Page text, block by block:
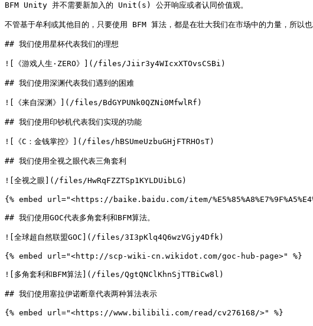
BFM Unity 并不需要新加入的 Unit(s) 公开响应或者认同价值观。
不管基于牟利或其他目的，只要使用 BFM 算法，都是在壮大我们在市场中的力量，所
## 我们使用星杯代表我们的理想
![《游戏人生·ZERO》](/files/Jiir3y4WIcxXTOvsCSBi)
## 我们使用深渊代表我们遇到的困难
![《来自深渊》](/files/BdGYPUNk0QZNi0MfwlRf)
## 我们使用印钞机代表我们实现的功能
![《C：金钱掌控》](/files/hBSUmeUzbuGHjFTRHOsT)
## 我们使用全视之眼代表三角套利
![全视之眼](/files/HwRqFZZTSp1KYLDUibLG)
{% embed url="<https://baike.baidu.com/item/
## 我们使用GOC代表多角套利和BFM算法。
![全球超自然联盟GOC](/files/3I3pKlq4Q6wzVGjy4Dfk)
{% embed url="<http://scp-wiki-cn.wikidot.com/goc-hub-page>" %}
![多角套利和BFM算法](/files/QgtQNClKhnSjTTBiCw8l)
## 我们使用塞拉伊诺断章代表两种算法表示
{% embed url="<https://www.bilibili.com/read/cv276168/>" %}